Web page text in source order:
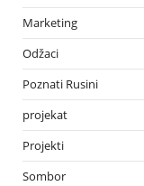
Marketing
Odžaci
Poznati Rusini
projekat
Projekti
Sombor